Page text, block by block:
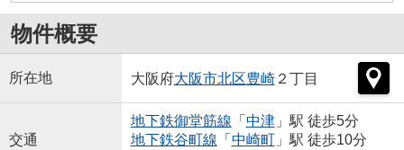
物件概要
所在地 大阪府大阪市北区豊崎２丁目
交通
地下鉄御堂筋線 「 中津」駅 徒歩5分
地下鉄谷町線 「 中崎町」駅 徒歩10分